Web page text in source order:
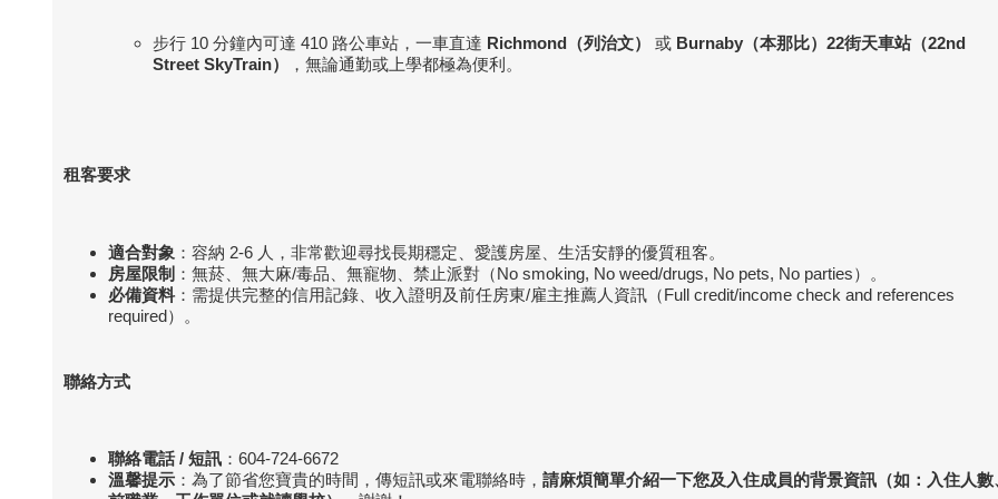
步行 10 分鐘內可達 410 路公車站，一車直達 Richmond （列治文） 或 Burnaby （本那比）22街天車站（22nd
Street SkyTrain） ，無論通勤或上學都極為便利。
租客要求
適合對象 ：容納 2-6 人，非常歡迎尋找長期穩定、愛護房屋、生活安靜的優質租客。
房屋限制 ：無菸、無大麻/毒品、無寵物、禁止派對（No smoking, No weed/drugs, No pets, No parties）。
必備資料 ：需提供完整的信用記錄、收入證明及前任房東/雇主推薦人資訊（Full credit/income check and references
required）。
聯絡方式
聯絡電話 / 短訊 ：604-724-6672
溫馨提示 ：為了節省您寶貴的時間，傳短訊或來電聯絡時， 請麻煩簡單介紹一下您及入住成員的背景資訊（如：入住人數